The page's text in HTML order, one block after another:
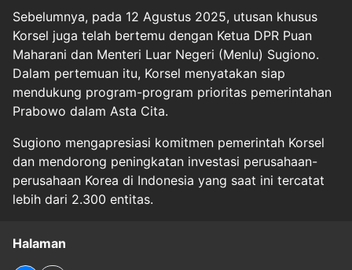
Sebelumnya, pada 12 Agustus 2025, utusan khusus
Korsel juga telah bertemu dengan Ketua DPR Puan
Maharani dan Menteri Luar Negeri (Menlu) Sugiono.
Dalam pertemuan itu, Korsel menyatakan siap
mendukung program-program prioritas pemerintahan
Prabowo dalam Asta Cita.
Sugiono mengapresiasi komitmen pemerintah Korsel
dan mendorong peningkatan investasi perusahaan-
perusahaan Korea di Indonesia yang saat ini tercatat
lebih dari 2.300 entitas.
Halaman